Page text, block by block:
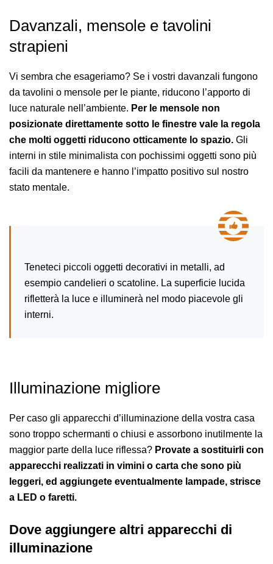
Davanzali, mensole e tavolini
strapieni
Vi sembra che esageriamo? Se i vostri davanzali fungono
da tavolini o mensole per le piante, riducono l’apporto di
luce naturale nell’ambiente. Per le mensole non
posizionate direttamente sotto le finestre vale la regola
che molti oggetti riducono otticamente lo spazio. Gli
interni in stile minimalista con pochissimi oggetti sono più
facili da mantenere e hanno l’impatto positivo sul nostro
stato mentale.
Teneteci piccoli oggetti decorativi in metalli, ad
esempio candelieri o scatoline. La superficie lucida
rifletterà la luce e illuminerà nel modo piacevole gli
interni.
Illuminazione migliore
Per caso gli apparecchi d’illuminazione della vostra casa
sono troppo schermanti o chiusi e assorbono inutilmente la
maggior parte della luce riflessa? Provate a sostituirli con
apparecchi realizzati in vimini o carta che sono più
leggeri, ed aggiungete eventualmente lampade, strisce
a LED o faretti.
Dove aggiungere altri apparecchi di
illuminazione